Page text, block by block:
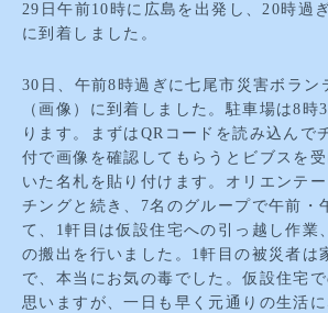
29日午前10時に広島を出発し、20時過
に到着しました。
30日、午前8時過ぎに七尾市災害ボラン
（画像）に到着しました。駐車場は8時
ります。まずはQRコードを読み込んで
付で画像を確認してもらうとビブスを
いた名札を貼り付けます。オリエンテ
チングと続き、7名のグループで午前・
て、1軒目は仮設住宅への引っ越し作業
の搬出を行いました。1軒目の被災者は
で、本当にお気の毒でした。仮設住宅
思いますが、一日も早く元通りの生活